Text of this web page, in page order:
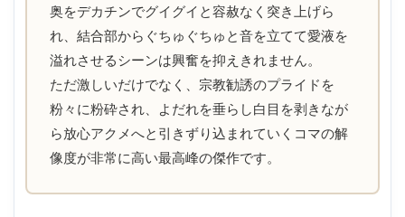
奥をデカチンでグイグイと容赦なく突き上げら
れ、結合部からぐちゅぐちゅと音を立てて愛液を
溢れさせるシーンは興奮を抑えきれません。
ただ激しいだけでなく、宗教勧誘のプライドを
粉々に粉砕され、よだれを垂らし白目を剥きなが
ら放心アクメへと引きずり込まれていくコマの解
像度が非常に高い最高峰の傑作です。